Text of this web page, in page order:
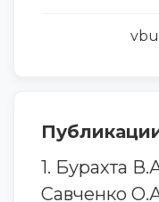
1. Бурахта
Савченко